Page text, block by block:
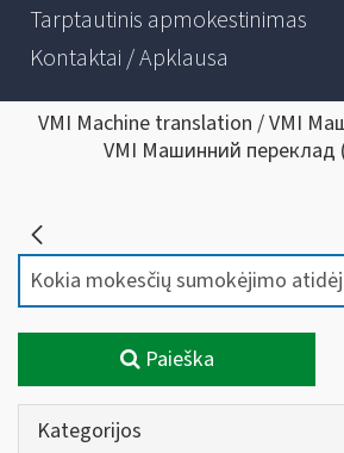
Tarptautinis apmokestinimas
Kontaktai / Apklausa
VMI Machine translation / VMI
VMI Машинний переклад
Paieška
Kategorijos